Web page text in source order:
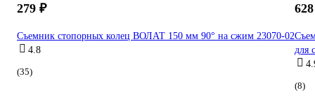
279 ₽
Съемник стопорных колец ВОЛАТ 150 мм 90° на сжим 23070-02
4.8
(35)
для
(8)